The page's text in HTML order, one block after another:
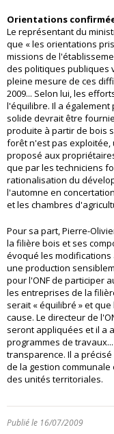
Orientations
Le représentant du
que « les orientations
missions de
des politiques publiques
pleine mesure de ces
2009... Selon lui, les
l'équilibre. Il a
solide devrait être
produite à partir de bois
forêt n'est pas exploitée,
proposé aux
que par les techniciens
rationalisation du
l'automne en
et les chambres
Pour sa part, Pierre-
la filière bois et ses
évoqué les
une production
pour l'ONF de participer
les entreprises de la
serait « équilibré » et
cause. Le directeur de
seront appliquées et il a
programmes de
transparence. Il a
de la gestion
des unités territoriales.
Publié le 16/07/2009